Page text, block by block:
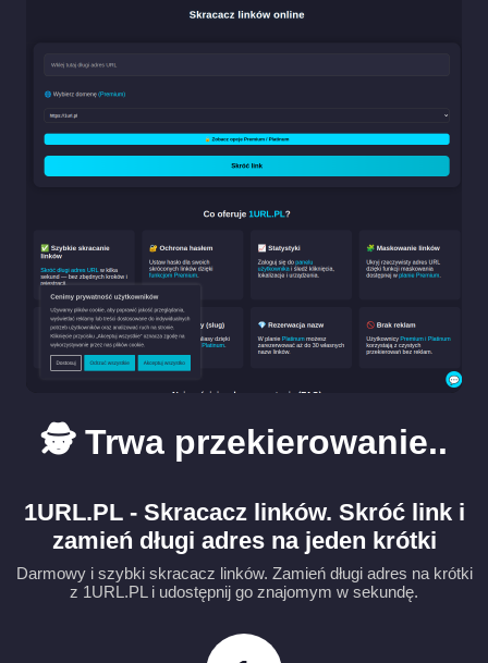
🕵️ Trwa przekierowanie..
1URL.PL - Skracacz linków. Skróć link i
zamień długi adres na jeden krótki
Darmowy i szybki skracacz linków. Zamień długi adres na krótki
z 1URL.PL i udostępnij go znajomym w sekundę.